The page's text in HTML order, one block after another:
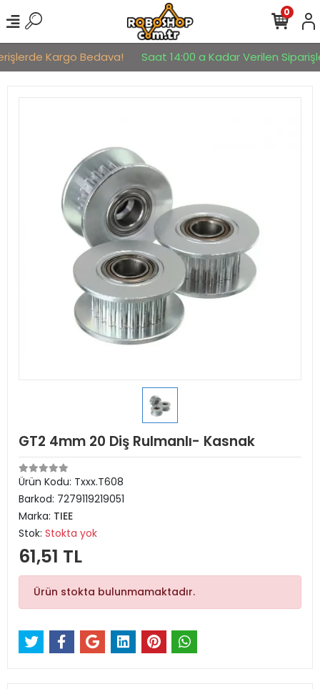
Kargo Bedava! Saat 14:00 a Kadar Verilen
0
GT2 4mm 20 Diş Rulmanlı- Kasnak
Ürün Kodu: Txxx.T608
Barkod: 7279119219051
Marka: TIEE
Stok: Stokta yok
61,51 TL
Ürün stokta bulunmamaktadır.